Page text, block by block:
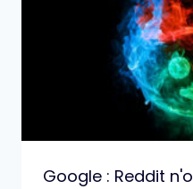
Google : Reddit